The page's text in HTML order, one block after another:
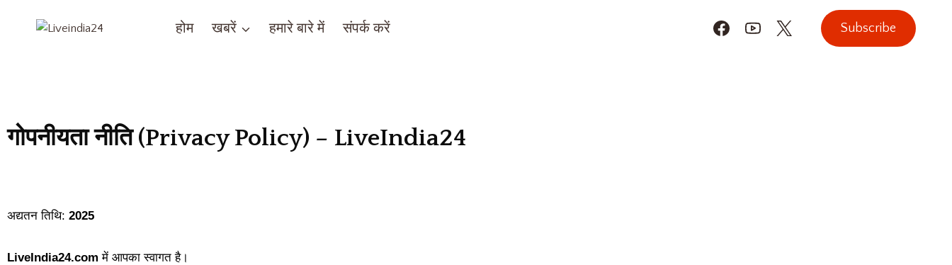
होम खबरें हमारे बारे में संपर्क करें Subscribe
गोपनीयता नीति (Privacy Policy) – LiveIndia24
अद्यतन तिथि: 2025
LiveIndia24.com में आपका स्वागत है।